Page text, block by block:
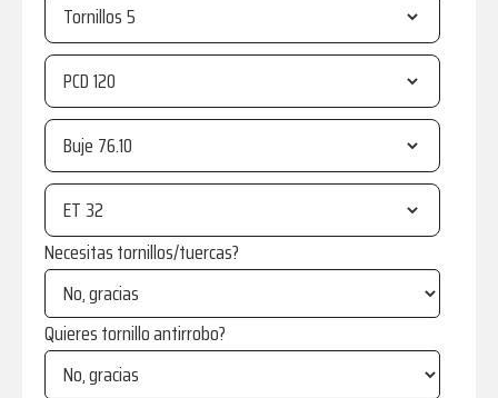
Tornillos
PCD
Buje
ET
Necesitas tornillos/tuercas?
Quieres tornillo antirrobo?